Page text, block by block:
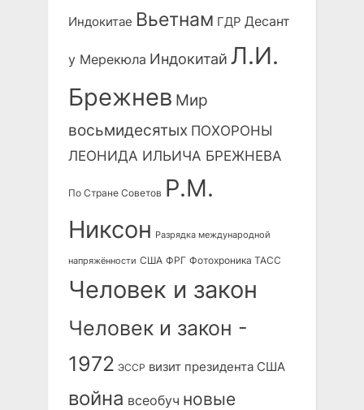
Индокитае Вьетнам ГДР Десант
у Мерекюла Индокитай Л.И.
Брежнев Мир
восьмидесятых ПОХОРОНЫ
ЛЕОНИДА ИЛЬИЧА БРЕЖНЕВА
По Стране Советов Р.М.
Никсон Разрядка международной
напряжённости США ФРГ Фотохроника ТАСС
Человек и закон
Человек и закон -
1972 ЭССР визит президента США
война всеобуч новые